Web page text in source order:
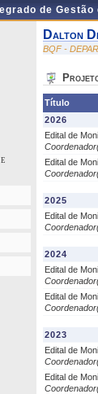
de
Dalton
BQF -
Título
2026
Edital de
Edital de
2025
Edital de
2024
Edital de
Edital de
2023
Edital de
Edital de